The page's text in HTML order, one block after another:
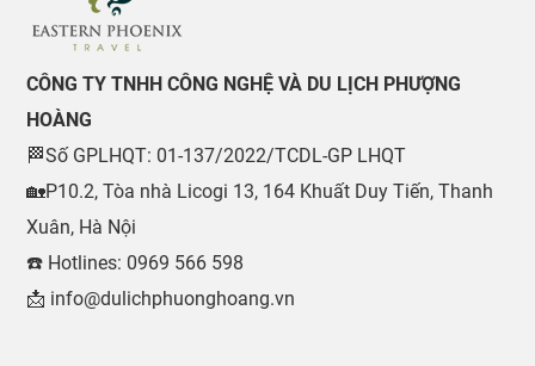
CÔNG TY TNHH CÔNG NGHỆ VÀ DU LỊCH PHƯỢNG
HOÀNG
🏁Số GPLHQT: 01-137/2022/TCDL-GP LHQT
🏡P10.2, Tòa nhà Licogi 13, 164 Khuất Duy Tiến, Thanh
Xuân, Hà Nội
☎️ Hotlines: 0969 566 598
📩 info@dulichphuonghoang.vn